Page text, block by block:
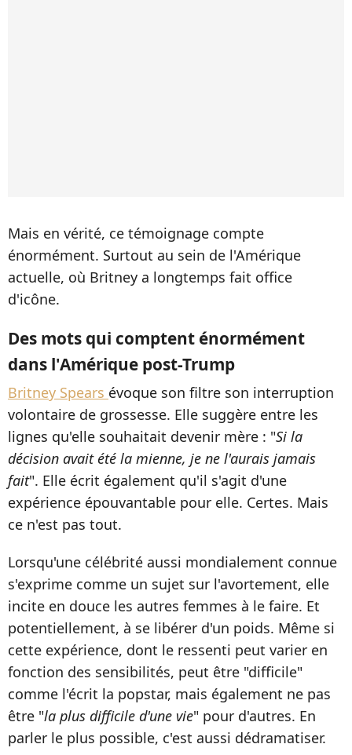
Mais en vérité, ce témoignage compte
énormément. Surtout au sein de l'Amérique
actuelle, où Britney a longtemps fait office
d'icône.
Des mots qui comptent énormément
dans l'Amérique post-Trump
Britney Spears évoque son filtre son interruption
volontaire de grossesse. Elle suggère entre les
lignes qu'elle souhaitait devenir mère : "Si la
décision avait été la mienne, je ne l'aurais jamais
fait". Elle écrit également qu'il s'agit d'une
expérience épouvantable pour elle. Certes. Mais
ce n'est pas tout.
Lorsqu'une célébrité aussi mondialement connue
s'exprime comme un sujet sur l'avortement, elle
incite en douce les autres femmes à le faire. Et
potentiellement, à se libérer d'un poids. Même si
cette expérience, dont le ressenti peut varier en
fonction des sensibilités, peut être "difficile"
comme l'écrit la popstar, mais également ne pas
être "la plus difficile d'une vie" pour d'autres. En
parler le plus possible, c'est aussi dédramatiser.